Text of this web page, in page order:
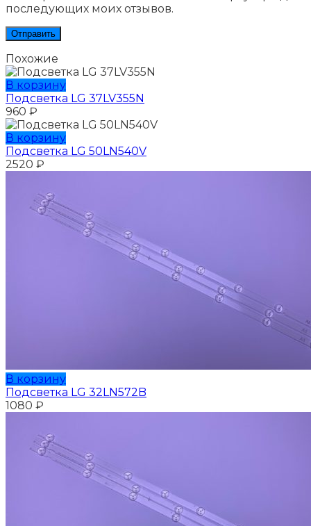
последующих моих отзывов.
Похожие
В корзину
Подсветка LG 37LV355N
960 ₽
В корзину
Подсветка LG 50LN540V
2520 ₽
В корзину
Подсветка LG 32LN572B
1080 ₽